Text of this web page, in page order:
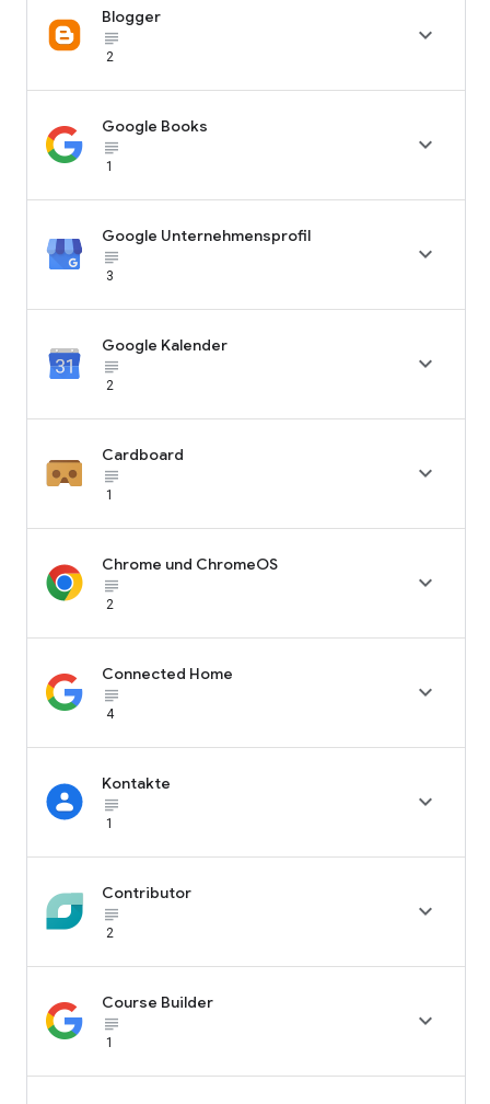
Blogger
subject_black
2

Google Books
subject_black
1

Google Unternehmensprofil
subject_black
3

Google Kalender
subject_black
2

Cardboard
subject_black
1

Chrome und ChromeOS
subject_black
2

Connected Home
subject_black
4

Kontakte
subject_black
1

Contributor
subject_black
2

Course Builder
subject_black
1
